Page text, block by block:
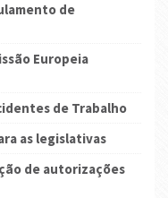
de
Europeia
de Trabalho
as legislativas
de autorizações